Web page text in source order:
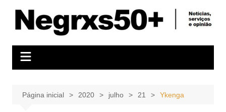
conteúdo
Página inicial 2020 julho 21 Ykenga